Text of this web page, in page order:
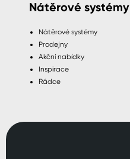
Nátěrové systémy
Nátěrové systémy
Prodejny
Akční nabídky
Inspirace
Rádce